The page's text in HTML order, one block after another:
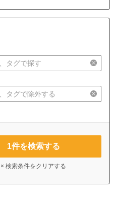
1件を検索する
× 検索条件をクリアする